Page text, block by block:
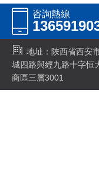
咨詢熱線
地址：陜西省西安
城四路與經九路十字恒
商區三層3001